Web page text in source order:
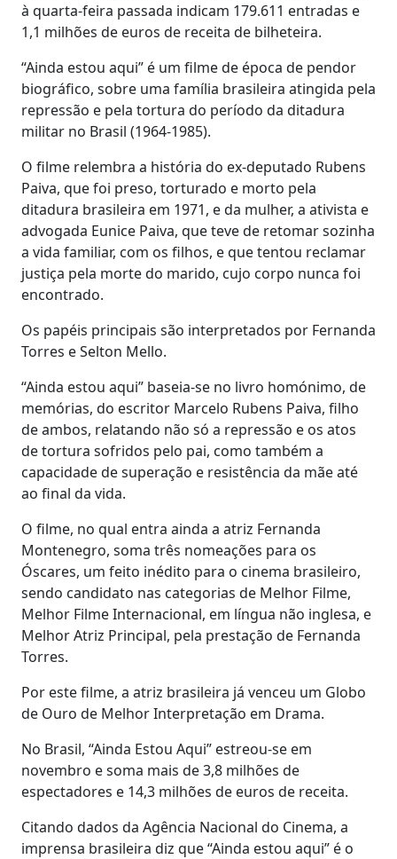
à quarta-feira passada indicam 179.611 entradas e
1,1 milhões de euros de receita de bilheteira.
“Ainda estou aqui” é um filme de época de pendor
biográfico, sobre uma família brasileira atingida pela
repressão e pela tortura do período da ditadura
militar no Brasil (1964-1985).
O filme relembra a história do ex-deputado Rubens
Paiva, que foi preso, torturado e morto pela
ditadura brasileira em 1971, e da mulher, a ativista e
advogada Eunice Paiva, que teve de retomar sozinha
a vida familiar, com os filhos, e que tentou reclamar
justiça pela morte do marido, cujo corpo nunca foi
encontrado.
Os papéis principais são interpretados por Fernanda
Torres e Selton Mello.
“Ainda estou aqui” baseia-se no livro homónimo, de
memórias, do escritor Marcelo Rubens Paiva, filho
de ambos, relatando não só a repressão e os atos
de tortura sofridos pelo pai, como também a
capacidade de superação e resistência da mãe até
ao final da vida.
O filme, no qual entra ainda a atriz Fernanda
Montenegro, soma três nomeações para os
Óscares, um feito inédito para o cinema brasileiro,
sendo candidato nas categorias de Melhor Filme,
Melhor Filme Internacional, em língua não inglesa, e
Melhor Atriz Principal, pela prestação de Fernanda
Torres.
Por este filme, a atriz brasileira já venceu um Globo
de Ouro de Melhor Interpretação em Drama.
No Brasil, “Ainda Estou Aqui” estreou-se em
novembro e soma mais de 3,8 milhões de
espectadores e 14,3 milhões de euros de receita.
Citando dados da Agência Nacional do Cinema, a
imprensa brasileira diz que “Ainda estou aqui” é o